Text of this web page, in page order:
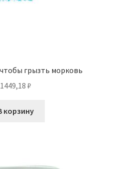
грызть морковь
1449,18 ₽
корзину